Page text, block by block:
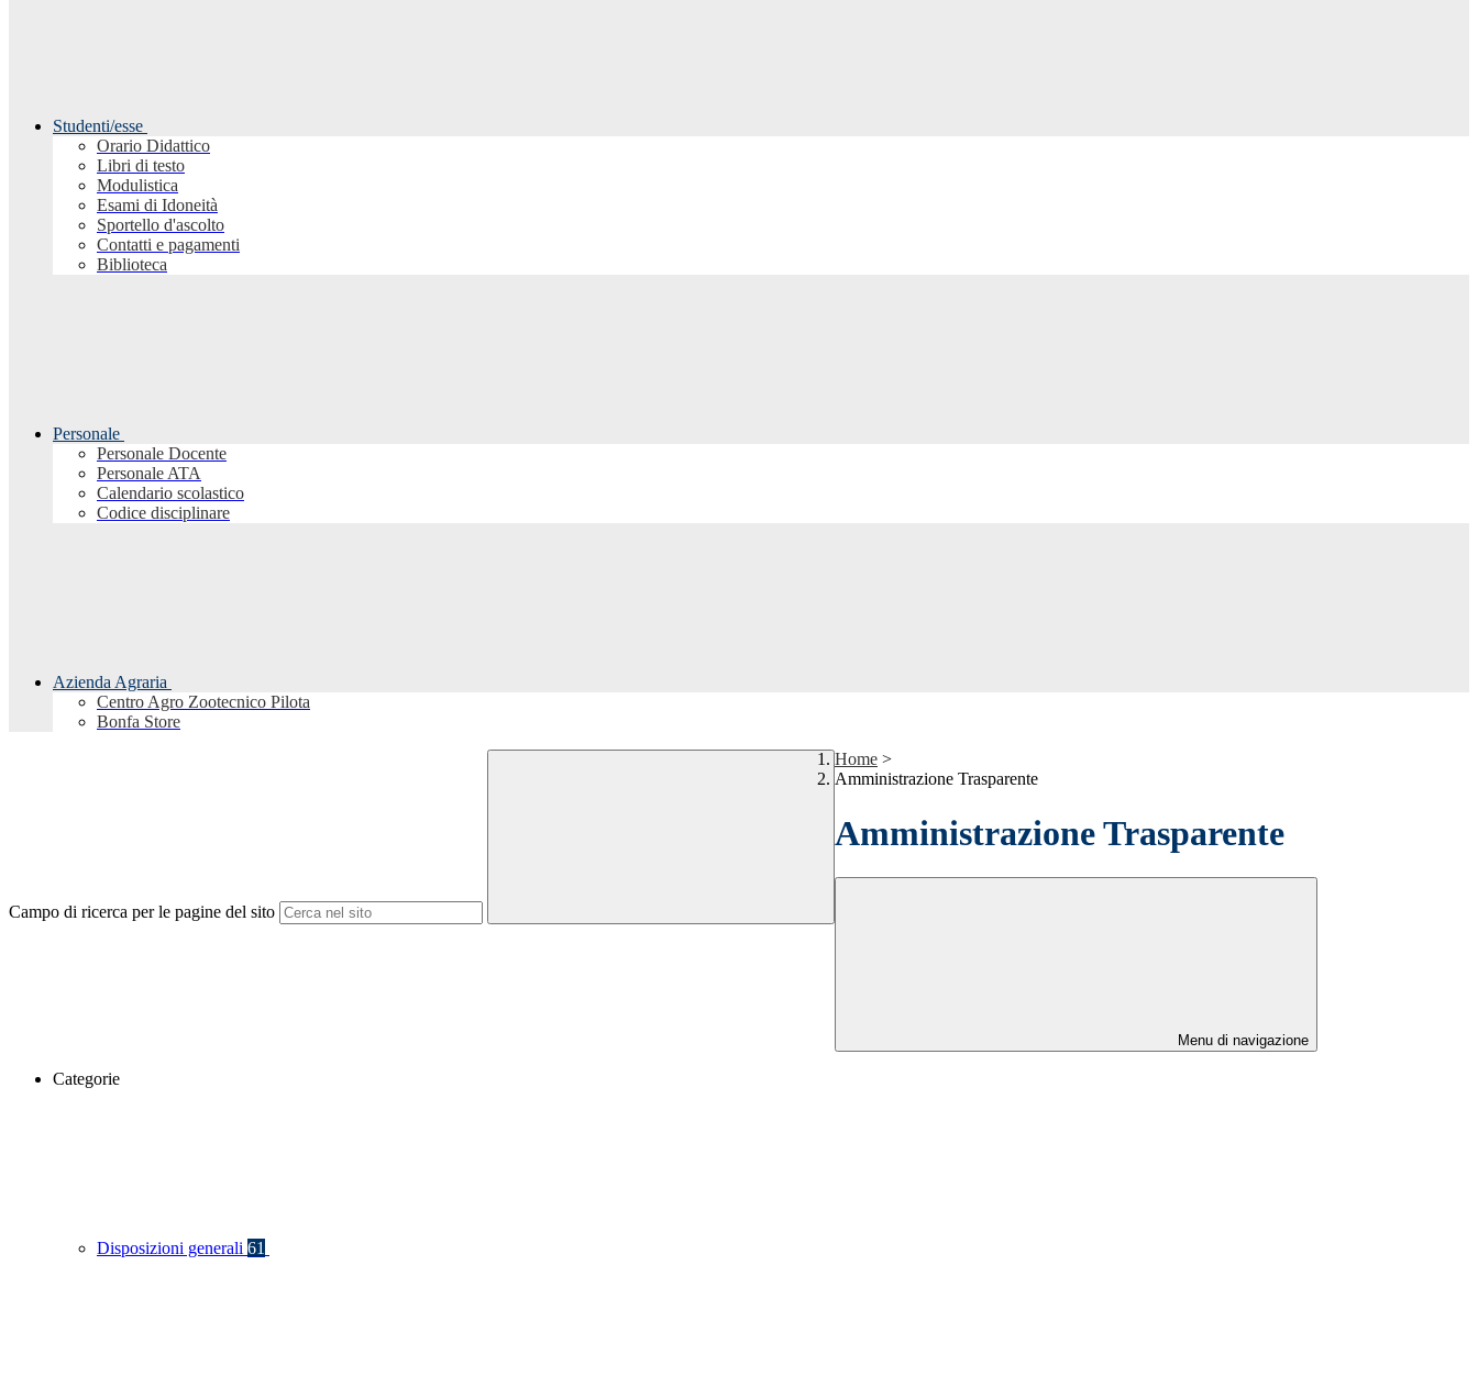
Studenti/esse
Orario Didattico
Libri di testo
Modulistica
Esami di Idoneità
Sportello d'ascolto
Contatti e pagamenti
Biblioteca
Personale
Personale Docente
Personale ATA
Calendario scolastico
Codice disciplinare
Azienda Agraria
Centro Agro Zootecnico Pilota
Bonfa Store
Campo di ricerca per le pagine del sito
Home >
Amministrazione Trasparente
Amministrazione Trasparente
Menu di navigazione
Categorie
Disposizioni generali 61